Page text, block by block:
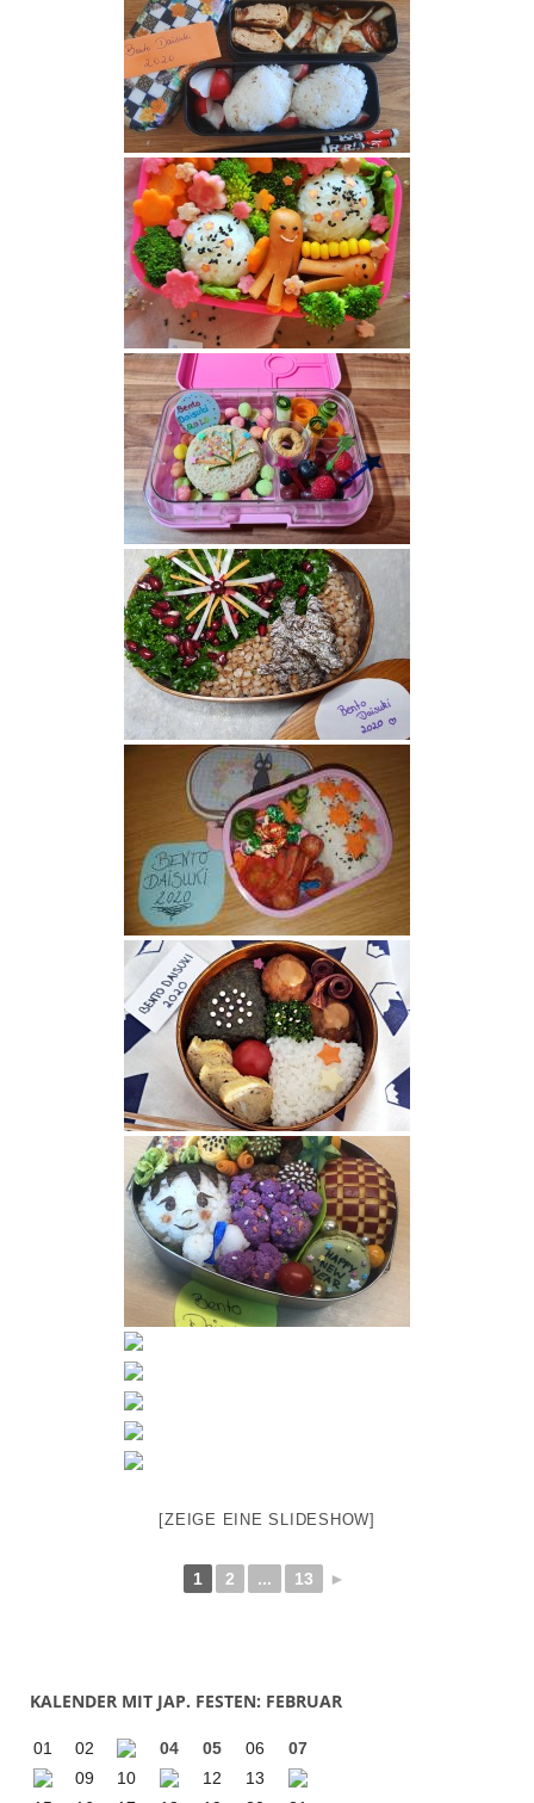
[ZEIGE EINE SLIDESHOW]
1 2 ... 13 ►
KALENDER MIT JAP. FESTEN: FEBRUAR
01 02 04 05 06
07
09
10 12
13